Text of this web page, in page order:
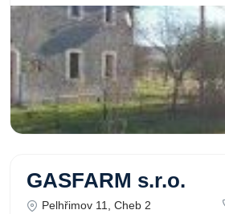
GASFARM s.r.o.
Pelhřimov 11, Cheb 2